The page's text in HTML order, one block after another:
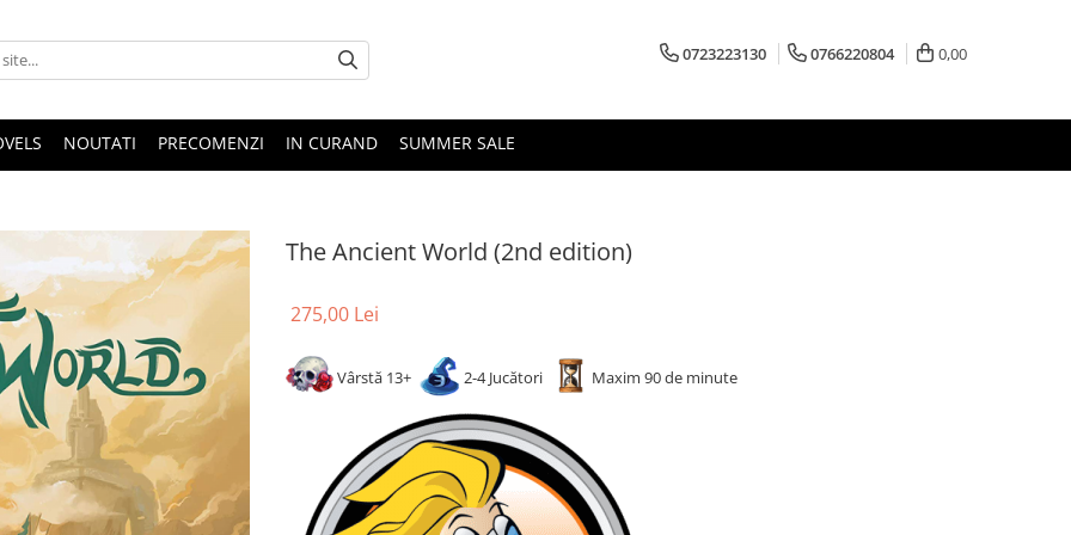
0723223130 0766220804 0,00
NOUTATI PRECOMENZI IN CURAND SUMMER SALE
The Ancient World (2nd edition)
275,00 Lei
Vârstă 13+ 2-4 Jucători Maxim 90 de minute